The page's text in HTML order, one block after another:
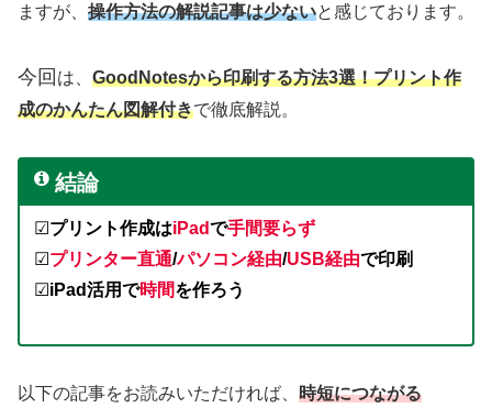
ますが、 操作方法の解説記事は少ないと感じております。
今回 は、 GoodNotesから印刷する方法3選！プリント作
成のかんたん図解付きで徹底解説。
結論
☑︎プリント作成はiPadで手間要らず
☑︎プリンター直通/パソコン経由/USB経由で印刷
☑︎iPad活用で時間を作ろう
以下の記事をお読みいただければ、 時短につながる